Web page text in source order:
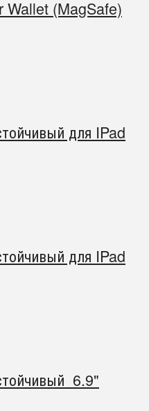
Wallet (MagSafe)
для IPad
для IPad
6.9"